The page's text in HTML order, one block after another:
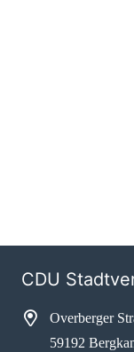
CDU
Overberger
59192